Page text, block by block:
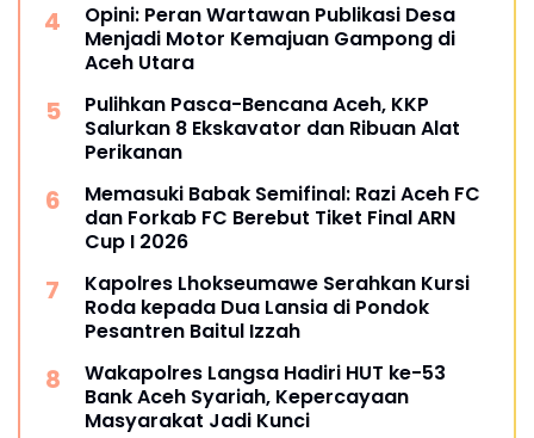
Opini: Peran Wartawan Publikasi Desa
Menjadi Motor Kemajuan Gampong di
Aceh Utara
Pulihkan Pasca-Bencana Aceh, KKP
Salurkan 8 Ekskavator dan Ribuan Alat
Perikanan
Memasuki Babak Semifinal: Razi Aceh FC
dan Forkab FC Berebut Tiket Final ARN
Cup I 2026
Kapolres Lhokseumawe Serahkan Kursi
Roda kepada Dua Lansia di Pondok
Pesantren Baitul Izzah
Wakapolres Langsa Hadiri HUT ke-53
Bank Aceh Syariah, Kepercayaan
Masyarakat Jadi Kunci